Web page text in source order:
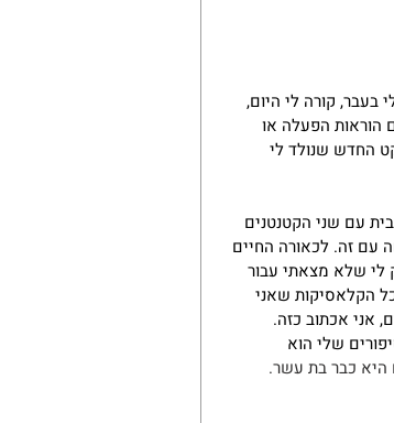
קורה לי היום,
הוראות הפעלה או
החדש שנולד לי
נולד לנו ילד מספר 2: לביא. הייתי בבית עם שני הקטנטנים
עם זה. לכאורה החיים
לי שלא מצאתי עבור
הקלאסיקות שאני
אני אכתוב כזה.
שלי הוא
היא כבר בת עשר.